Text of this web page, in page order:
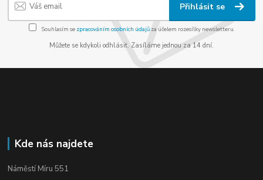
Přihlásit se
Souhlasím se zpracováním osobních údajůza účelem rozesílky newsletteru.
Můžete se kdykoli odhlásit. Zasíláme jednou za 14 dní.
Kde nás najdete
Náměstí Míru 551